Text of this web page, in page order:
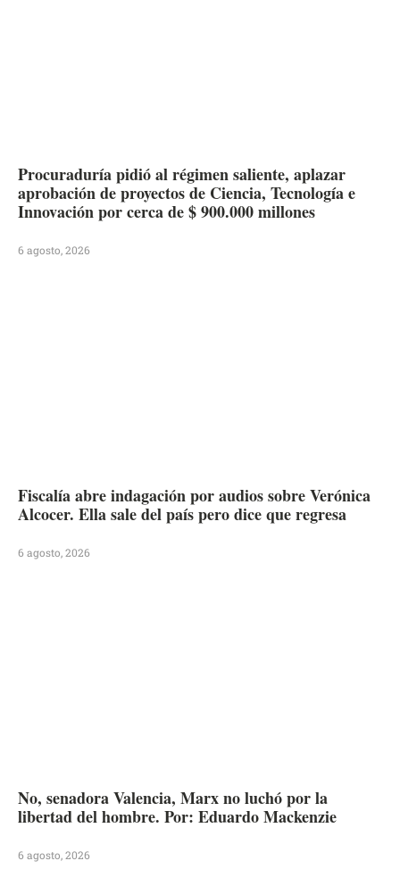
Procuraduría pidió al régimen saliente, aplazar
aprobación de proyectos de Ciencia, Tecnología e
Innovación por cerca de $ 900.000 millones
6 agosto, 2026
Fiscalía abre indagación por audios sobre Verónica
Alcocer. Ella sale del país pero dice que regresa
6 agosto, 2026
No, senadora Valencia, Marx no luchó por la
libertad del hombre. Por: Eduardo Mackenzie
6 agosto, 2026